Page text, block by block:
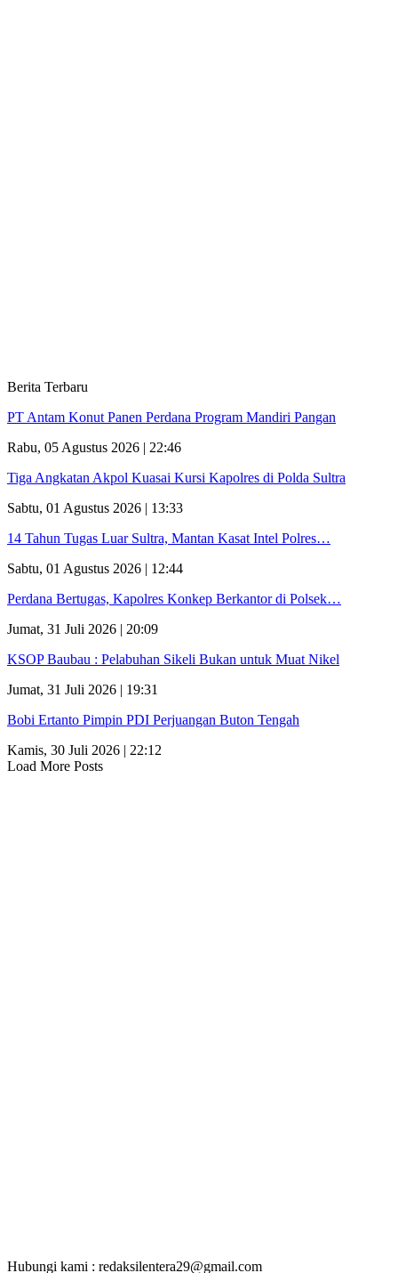
Berita Terbaru
PT Antam Konut Panen Perdana Program Mandiri Pangan
Rabu, 05 Agustus 2026 | 22:46
Tiga Angkatan Akpol Kuasai Kursi Kapolres di Polda Sultra
Sabtu, 01 Agustus 2026 | 13:33
14 Tahun Tugas Luar Sultra, Mantan Kasat Intel Polres…
Sabtu, 01 Agustus 2026 | 12:44
Perdana Bertugas, Kapolres Konkep Berkantor di Polsek…
Jumat, 31 Juli 2026 | 20:09
KSOP Baubau : Pelabuhan Sikeli Bukan untuk Muat Nikel
Jumat, 31 Juli 2026 | 19:31
Bobi Ertanto Pimpin PDI Perjuangan Buton Tengah
Kamis, 30 Juli 2026 | 22:12
Load More Posts
Hubungi kami : redaksilentera29@gmail.com